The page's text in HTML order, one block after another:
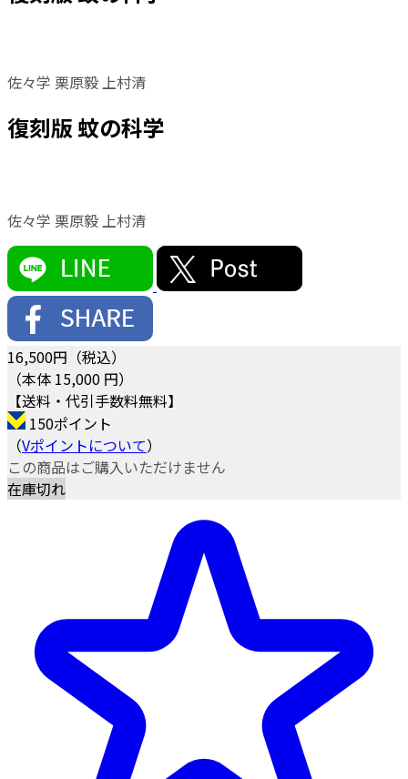
佐々学 栗原毅 上村清
復刻版 蚊の科学
佐々学 栗原毅 上村清
16,500円（税込）
（本体 15,000 円）
【送料・代引手数料無料】
150ポイント
（Vポイントについて）
この商品はご購入いただけません
在庫切れ